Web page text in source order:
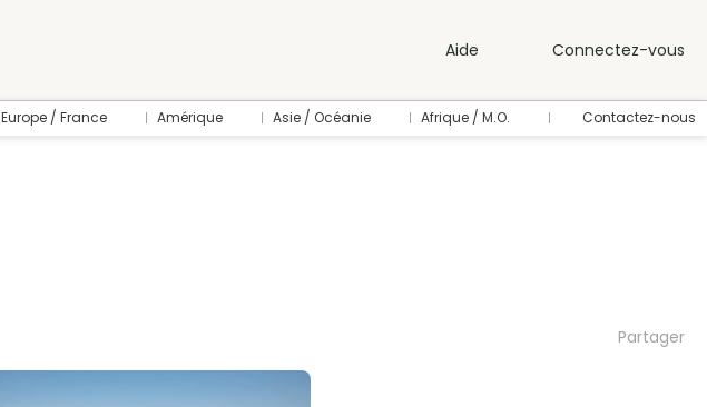
Aide Connectez-vous
Europe / France Amérique Asie / Océanie Afrique / M.O. Contactez-nous
Partager